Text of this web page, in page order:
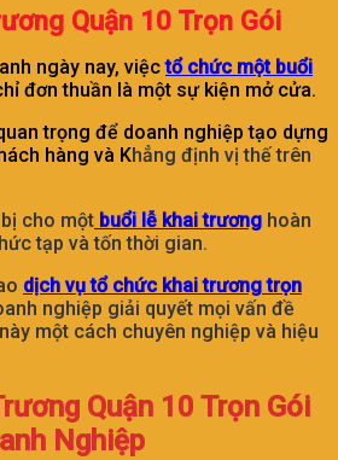
Quận 10 Trọn Gói
ngày nay, việctổ chức một buổi
đơn thuần là một sự kiện mở cửa.
trọng để doanh nghiệp tạo dựng
hàng và Khẳng định vị thế trên
cho một buổi lễ khai trương hoàn
tạp và tốn thời gian.
dịch vụ tổ chức khai trương trọn
nghiệp giải quyết mọi vấn đề
một cách chuyên nghiệp và hiệu
Quận 10 Trọn Gói
Nghiệp